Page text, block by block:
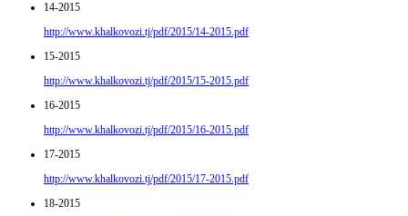
14-2015
http://www.khalkovozi.tj/pdf/2015/14-2015.pdf
15-2015
http://www.khalkovozi.tj/pdf/2015/15-2015.pdf
16-2015
http://www.khalkovozi.tj/pdf/2015/16-2015.pdf
17-2015
http://www.khalkovozi.tj/pdf/2015/17-2015.pdf
18-2015